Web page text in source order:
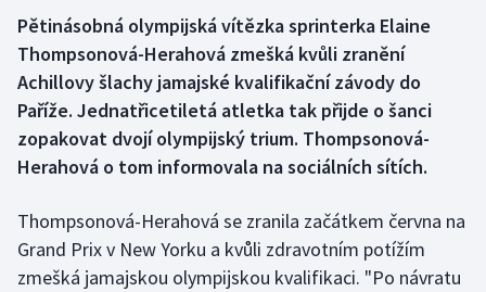
Box
Curling
Dostihy
Futsal
Pětinásobná olympijská vítězka sprinterka Elaine
Thompsonová-Herahová zmešká kvůli zranění
Achillovy šlachy jamajské kvalifikační závody do
Paříže. Jednatřicetiletá atletka tak přijde o šanci
zopakovat dvojí olympijský trium. Thompsonová-
Herahová o tom informovala na sociálních sítích.
Thompsonová-Herahová se zranila začátkem června na
Grand Prix v New Yorku a kvůli zdravotním potížím
zmešká jamajskou olympijskou kvalifikaci. "Po návratu